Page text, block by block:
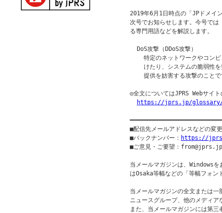
2019年6月1日時点の「JPドメイ
次号でお知らせします。今号では
る専門用語などを解説します。
  DoS攻撃（DDoS攻撃）
特定のネットワークやコン
けたり、システムの脆弱性
提供を妨害する攻撃のこと
◎全文についてはJPRS Webサイ
https://jprs.jp/glossary/
■配信先メールアドレスなどの変
■バックナンバー： https://
■ご意見・ご要望：from@jprs.jp
当メールマガジンは、Windowsを
はOsaka等幅などの「等幅フォン
当メールマガジンの全文または一
ニュースグループ、他のメディ
また、当メールマガジンには第